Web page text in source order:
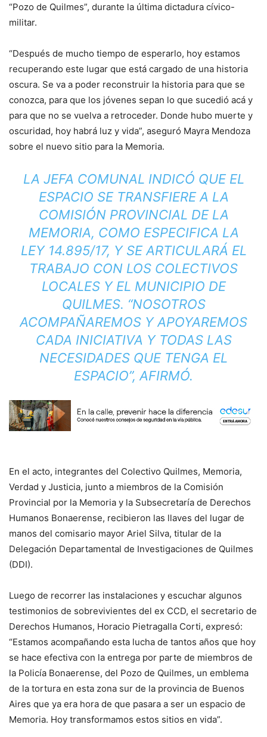
“Pozo de Quilmes”, durante la última dictadura cívico-
militar.
“Después de mucho tiempo de esperarlo, hoy estamos
recuperando este lugar que está cargado de una historia
oscura. Se va a poder reconstruir la historia para que se
conozca, para que los jóvenes sepan lo que sucedió acá y
para que no se vuelva a retroceder. Donde hubo muerte y
oscuridad, hoy habrá luz y vida”, aseguró Mayra Mendoza
sobre el nuevo sitio para la Memoria.
LA JEFA COMUNAL INDICÓ QUE EL
ESPACIO SE TRANSFIERE A LA
COMISIÓN PROVINCIAL DE LA
MEMORIA, COMO ESPECIFICA LA
LEY 14.895/17, Y SE ARTICULARÁ EL
TRABAJO CON LOS COLECTIVOS
LOCALES Y EL MUNICIPIO DE
QUILMES. “NOSOTROS
ACOMPAÑAREMOS Y APOYAREMOS
CADA INICIATIVA Y TODAS LAS
NECESIDADES QUE TENGA EL
ESPACIO”, AFIRMÓ.
En el acto, integrantes del Colectivo Quilmes, Memoria,
Verdad y Justicia, junto a miembros de la Comisión
Provincial por la Memoria y la Subsecretaría de Derechos
Humanos Bonaerense, recibieron las llaves del lugar de
manos del comisario mayor Ariel Silva, titular de la
Delegación Departamental de Investigaciones de Quilmes
(DDI).
Luego de recorrer las instalaciones y escuchar algunos
testimonios de sobrevivientes del ex CCD, el secretario de
Derechos Humanos, Horacio Pietragalla Corti, expresó:
“Estamos acompañando esta lucha de tantos años que hoy
se hace efectiva con la entrega por parte de miembros de
la Policía Bonaerense, del Pozo de Quilmes, un emblema
de la tortura en esta zona sur de la provincia de Buenos
Aires que ya era hora de que pasara a ser un espacio de
Memoria. Hoy transformamos estos sitios en vida”.